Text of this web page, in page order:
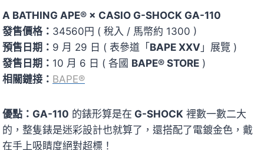
A BATHING APE® × CASIO G-SHOCK GA-110
發售價格： 34560円 ( 稅入 / 馬幣約 1300 )
預售日期： 9 月 29 日 ( 表參道「BAPE XXV 」展覽 )
發售日期： 10 月 6 日 ( 各國 BAPE® STORE )
相關鏈接： BAPE®
優點：GA-110 的錶形算是在 G-SHOCK 裡數一數二大
的，整隻錶是迷彩設計也就算了，還搭配了電鍍金色，戴
在手上吸睛度絕對超標！